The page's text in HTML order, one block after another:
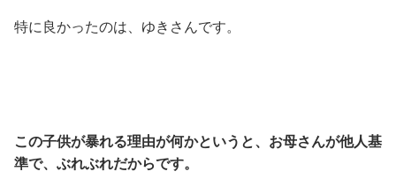
特に良かったのは、ゆきさんです。
この子供が暴れる理由が何かというと、お母さんが他人基
準で、ぶれぶれだからです。